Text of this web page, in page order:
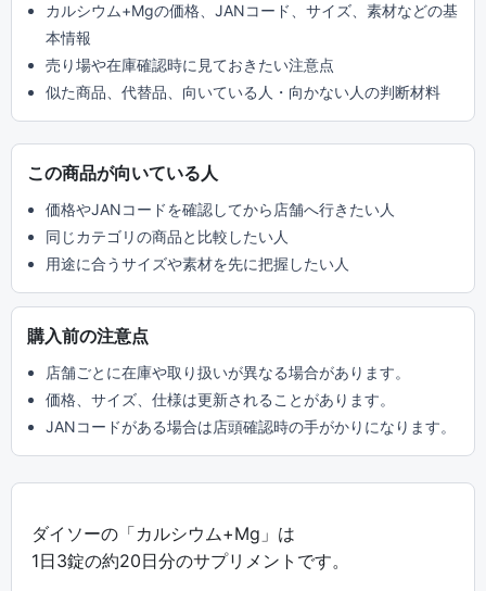
カルシウム+Mgの価格、JANコード、サイズ、素材などの基
本情報
売り場や在庫確認時に見ておきたい注意点
似た商品、代替品、向いている人・向かない人の判断材料
この商品が向いている人
価格やJANコードを確認してから店舗へ行きたい人
同じカテゴリの商品と比較したい人
用途に合うサイズや素材を先に把握したい人
購入前の注意点
店舗ごとに在庫や取り扱いが異なる場合があります。
価格、サイズ、仕様は更新されることがあります。
JANコードがある場合は店頭確認時の手がかりになります。
ダイソーの「カルシウム+Mg」は
1日3錠の約20日分のサプリメントです。